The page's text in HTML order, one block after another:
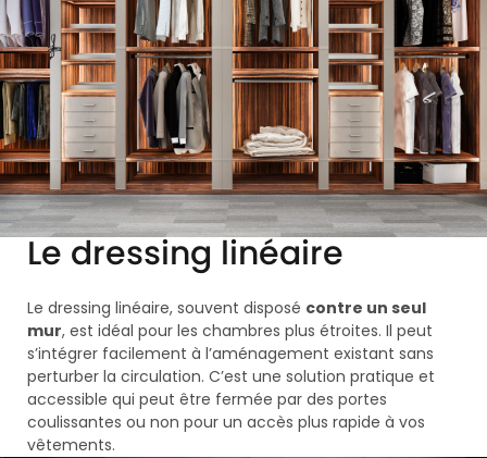
Le dressing linéaire
Le dressing linéaire, souvent disposé contre un seul
mur, est idéal pour les chambres plus étroites. Il peut
s’intégrer facilement à l’aménagement existant sans
perturber la circulation. C’est une solution pratique et
accessible qui peut être fermée par des portes
coulissantes ou non pour un accès plus rapide à vos
vêtements.